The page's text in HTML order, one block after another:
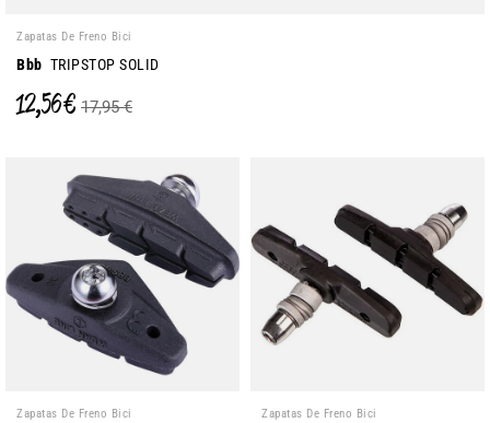
Zapatas De Freno Bici
Bbb TRIPSTOP SOLID
12,56 € 17,95 €
Zapatas De Freno Bici Zapatas De Freno Bici